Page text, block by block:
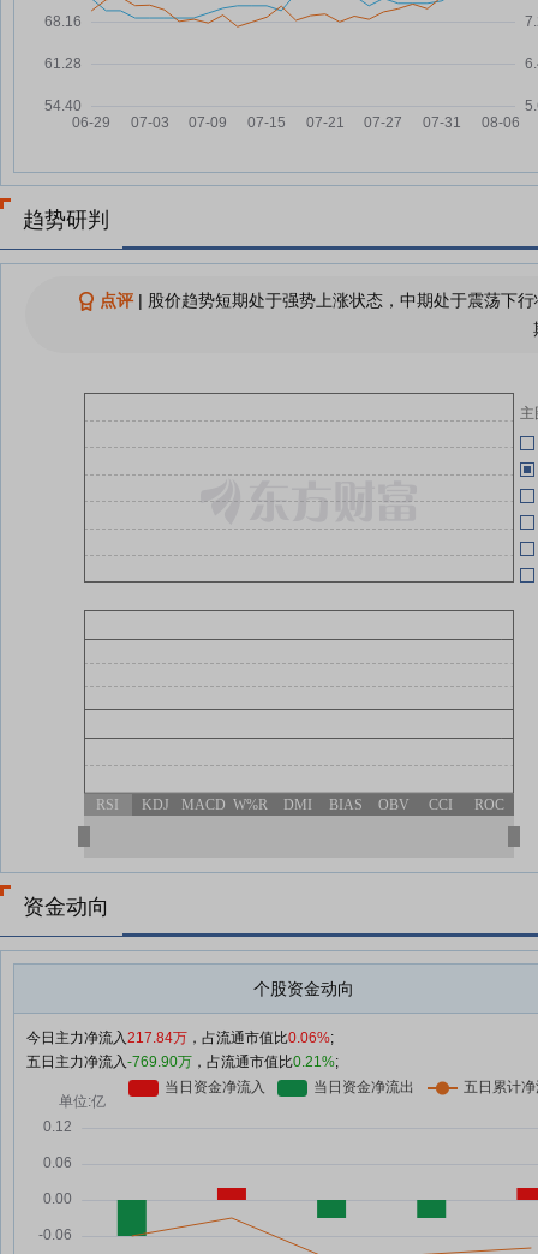
捷顺科技：公司持续推动“AI+停车
理承包项目
05-05
04-30
04-30
趋势研判
点评| 股价趋势短期处于强势上涨状态，中期处于震荡下
主
RSI KDJ MACD W%R DMI BIAS OBV CCI ROC
资金动向
个股资金动向
今日主力净流入217.84万 ，占流通市值比0.06%;
五日主力净流入-769.90万 ，占流通市值比0.21%;